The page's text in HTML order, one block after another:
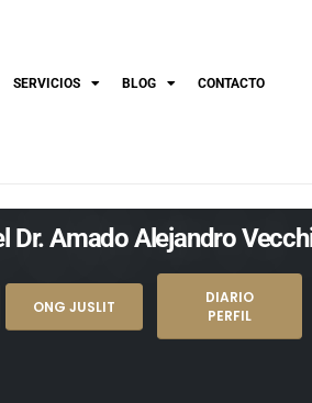
SERVICIOS BLOG CONTACTO
Dr. Amado Alejandro
ONG JUSLIT
DIARIO
PERFIL